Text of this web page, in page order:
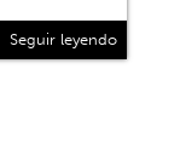
Seguir leyendo